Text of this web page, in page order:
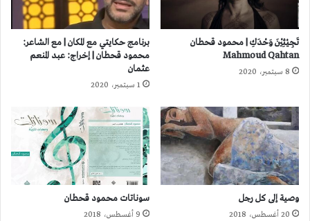
تَجِيْئِيْنَ وَحْدَكِ | محمود قحطان
Mahmoud Qahtan
8 سبتمبر، 2020
برنامج حكايتي مع المكان | مع الشاعر:
محمود قحطان | إخراج: عبد المنعم
عثمان
1 سبتمبر، 2020
وصية إلى كل رجل
20 أغسطس، 2018
سوناتات محمود قحطان
9 أغسطس، 2018